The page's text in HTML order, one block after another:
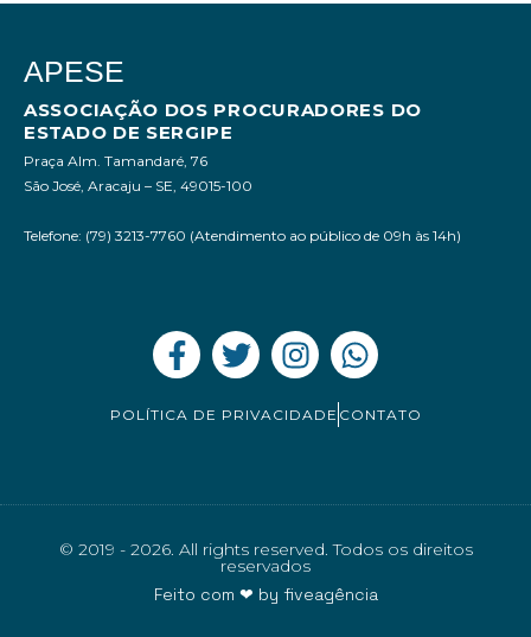
APESE
ASSOCIAÇÃO DOS PROCURADORES DO
ESTADO DE SERGIPE
Praça Alm. Tamandaré, 76
São José, Aracaju – SE, 49015-100
Telefone: (79) 3213-7760 (Atendimento ao público de 09h às 14h)
POLÍTICA DE PRIVACIDADE CONTATO
© 2019 - 2026. All rights reserved. Todos os direitos
reservados
Feito com ❤ by fiveagência